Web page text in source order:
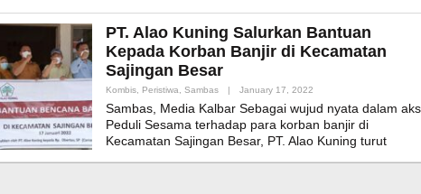
PT. Alao Kuning Salurkan Bantuan
Kepada Korban Banjir di Kecamatan
Sajingan Besar
Kombis, Peristiwa, Sambas | January 17, 2022
Sambas, Media Kalbar Sebagai wujud nyata dalam
Peduli Sesama terhadap para korban banjir di
Kecamatan Sajingan Besar, PT. Alao Kuning turut